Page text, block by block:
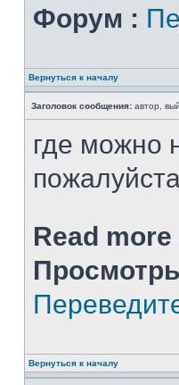
Форум :
Вернуться к началу
Заголовок сообщения: автор,
где можно
Read more
Вернуться к началу